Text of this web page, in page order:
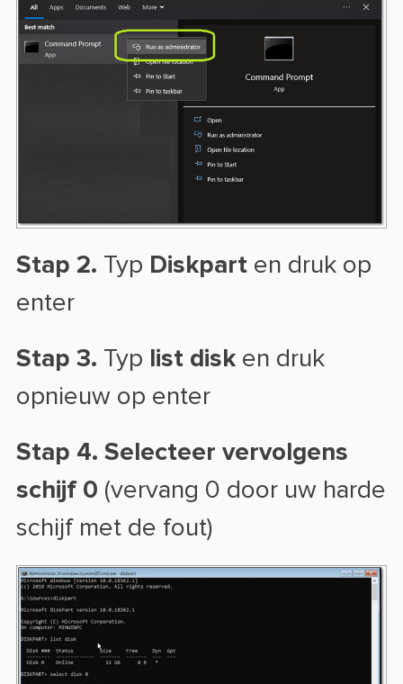
Stap 2. Typ Diskparten druk op
enter
Stap 3. Typ list disken druk
opnieuw op enter
Stap 4. Selecteer vervolgens
schijf 0 (vervang 0 door uw harde
schijf met de fout)